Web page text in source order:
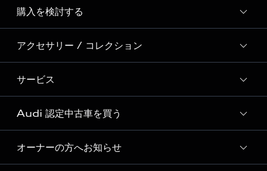
Story of Progress
Audi Sport
Formula 1®
デジタルサービス
ディーラー検索
新車在庫検索
試乗車・展示車検索
見積り依頼
試乗予約
購入を検討する
モデル一覧
特別仕様モデル / 限定モデル
e-tronラインアップ
価格シミュレーション
車両比較
アクセサリー / コレクション
純正アクセサリー
オンラインショップ
Audi collection
アウディナビアプリ
サービス
サービス入庫予約
サービスプログラム
メンテナンス
Audi 認定中古車を買う
Audi認定中古車
オーナーの方へお知らせ